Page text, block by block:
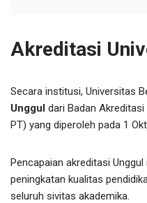
Akreditasi
Secara institusi, Universitas
Unggul dari Badan
PT) yang diperoleh pada 1
Pencapaian akreditasi
peningkatan kualitas
seluruh sivitas akademika.